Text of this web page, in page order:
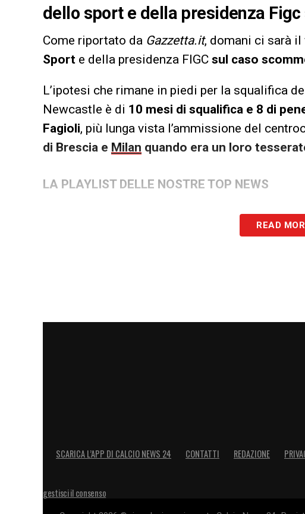
dello sport e della presidenza Figc
Come riportato da Gazzetta.it, domani ci sarà
Sport e della presidenza FIGC sul caso
L’ipotesi che rimane in piedi per la squalifica
Newcastle è di 10 mesi di squalifica e 8 di
Fagioli, più lunga vista l’ammissione del
di Brescia e Milan quando era un loro
LA PLAYLIST DELLE NOSTRE TOP NEWS
READ
SCARICA L’APP DI CALCIO NEWS 24 CONTATTI REDAZIONE
gestisci il consenso